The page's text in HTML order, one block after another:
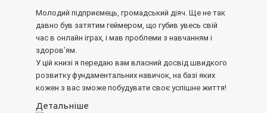
Молодий підприємець, громадський діяч. Ще не так
давно був затятим геймером, що губив увесь свій
час в онлайн іграх, і мав проблеми з навчанням і
здоров’ям.
У цій книзі я передаю вам власний досвід швидкого
розвитку фундаментальних навичок, на базі яких
кожен з вас зможе побудувати своє успішне життя!
Детальніше